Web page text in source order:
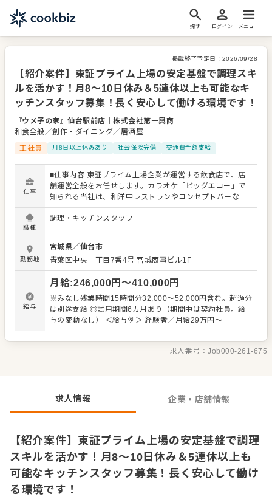
探す ログイン メニュー
掲載終了予定日： 2026/09/28
【紹介案件】東証プライム上場の安定基盤で調理スキ
ルを活かす！月8～10日休み＆5連休以上も可能なキ
ッチンスタッフ募集！長く安心して働ける環境です！
『ウメ子の家』仙台駅前店 ｜株式会社第一興商
和食全般／創作・ダイニング／居酒屋
正社員
月8日以上休みあり 社会保険完備 交通費全額支給
仕事
■仕事内容 東証プライム上場企業が運営する飲食店で、店
舗運営全般をお任せします。カラオケ「ビッグエコー」で
知られる当社は、和洋中レストランやコンセプトバーなど
27業態・150店舗以上を全国に展開しています。まずはキ
ッチンスタッフとして、あなたの経験を活かして調理や仕
には店長へのキャリアアップも全面的にサポート。店舗の
売上・利益管理やスタッフのシフト管理・教育、販促企画
の立案といった、より裁量の大きなマネジメント業務に挑
戦できます。会社全体で就業環境の適正化に力を入れてお
り、有給休暇も気兼ねなく取得可能。5日以上の連続休暇制
度も整っています。安定した基盤のもと、多彩なキャリア
を築きませんか。 ■おすすめポイント 月8～10日の休日に
加え、産休・育休や退職金制度など、大手ならではの手厚
ら、ライフステージが変化しても安心して長くキャリアを
築けます。安定した経営基盤のもと、飲食のプロフェッシ
職種
調理・キッチンスタッフ
勤務地
宮城県／仙台市
青葉区中央一丁目7番4号 宮城商事ビル1F
給与
月給:246,000円〜410,000円
※みなし残業時間15時間分32,000～52,000円含む。超過分
は別途支給 ◎試用期間6カ月あり（期間中は契約社員。給
与の変動なし） ＜給与例＞ 経験者／月給29万円～
求人番号：Job000-261-675
求人情報 企業・店舗情報
【紹介案件】東証プライム上場の安定基盤で調理
スキルを活かす！月8～10日休み＆5連休以上も
可能なキッチンスタッフ募集！長く安心して働け
る環境です！